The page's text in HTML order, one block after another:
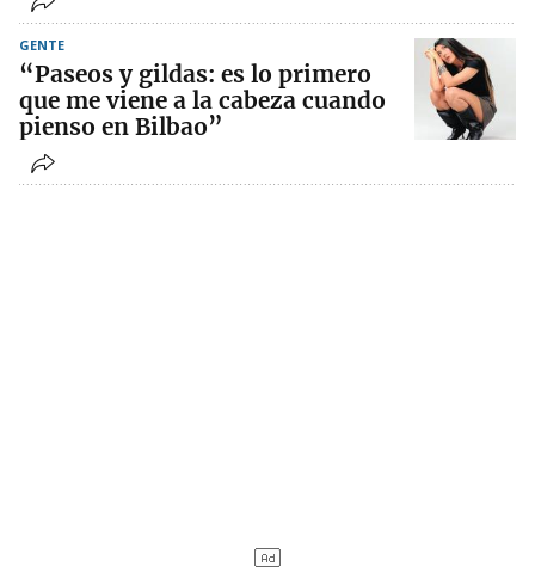
GENTE
“Paseos y gildas: es lo primero
que me viene a la cabeza cuando
pienso en Bilbao”